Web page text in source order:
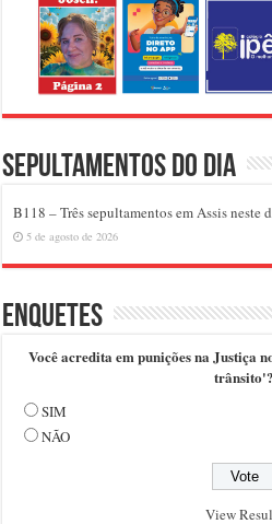
Sepultamentos do dia
B118 – Três sepultamentos em Assis neste
5 de agosto de 2026
Enquetes
Você acredita em punições na Justiça
trânsito'?
SIM
NÃO
View